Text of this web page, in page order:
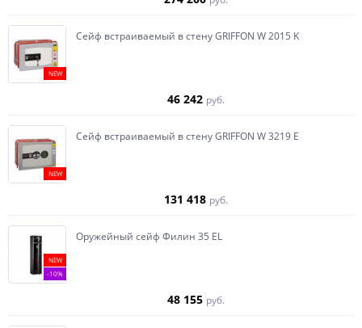
NEW
Сейф встраиваемый в стену GRIFFON W 2015 K
46 242 руб.
NEW
Сейф встраиваемый в стену GRIFFON W 3219 E
131 418 руб.
NEW
-10%
Оружейный сейф Филин 35 EL
48 155 руб.